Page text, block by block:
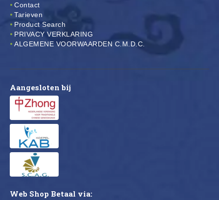
Contact
Tarieven
Product Search
PRIVACY VERKLARING
ALGEMENE VOORWAARDEN C.M.D.C.
Aangesloten bij
Web Shop Betaal via: